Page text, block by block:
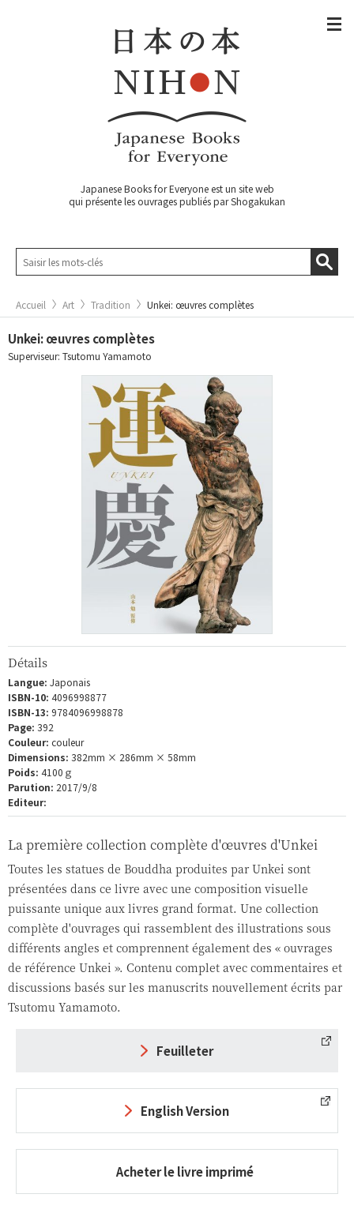
Japanese Books for Everyone est un site web
qui présente les ouvrages publiés par Shogakukan
Accueil Art Tradition Unkei: œuvres complètes
Unkei: œuvres complètes
Superviseur: Tsutomu Yamamoto
Détails
Langue: Japonais
ISBN-10: 4096998877
ISBN-13: 9784096998878
Page: 392
Couleur: couleur
Dimensions: 382mm × 286mm × 58mm
Poids: 4100ｇ
Parution: 2017/9/8
Editeur:
La première collection complète d'œuvres d'Unkei
Toutes les statues de Bouddha produites par Unkei sont
présentées dans ce livre avec une composition visuelle
puissante unique aux livres grand format. Une collection
complète d'ouvrages qui rassemblent des illustrations sous
différents angles et comprennent également des « ouvrages
de référence Unkei ». Contenu complet avec commentaires et
discussions basés sur les manuscrits nouvellement écrits par
Tsutomu Yamamoto.
Feuilleter
English Version
Acheter le livre imprimé